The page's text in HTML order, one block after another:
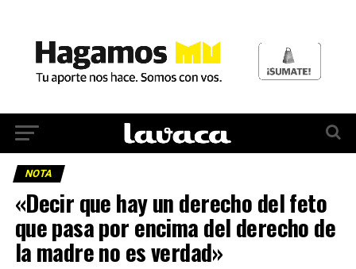
NOTA
«Decir que hay un derecho del feto
que pasa por encima del derecho de
la madre no es verdad»